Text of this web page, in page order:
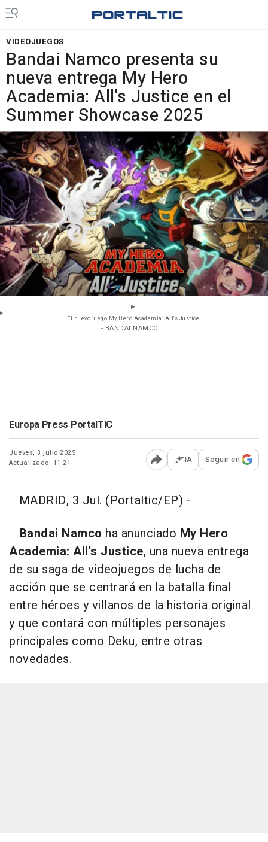
VIDEOJUEGOS
Bandai Namco presenta su
nueva entrega My Hero
Academia: All's Justice en el
Summer Showcase 2025
El nuevo juego My Hero Academia: All's Justice.
- BANDAI NAMCO
Europa Press PortalTIC
Jueves, 3 julio 2025
Actualizado: 11:21
Abrir opciones para
IA Seguir en
MADRID, 3 Jul. (Portaltic/EP) -
Bandai Namco ha anunciado My Hero
Academia: All's Justice, una nueva entrega
de su saga de videojuegos de lucha de
acción que se centrará en la batalla final
entre héroes y villanos de la historia original
y que contará con múltiples personajes
principales como Deku, entre otras
novedades.